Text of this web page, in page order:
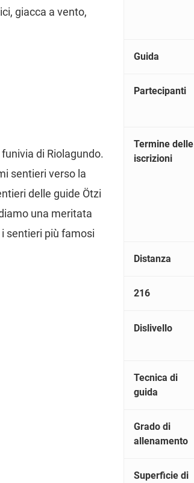
Guida
Partecipanti
Termine delle
iscrizioni
Distanza
216
Dislivello
Tecnica di
guida
Grado di
allenamento
Superficie di
giacca a vento,
di Riolagundo.
sentieri verso la
delle guide Ötzi
una meritata
sentieri più famosi